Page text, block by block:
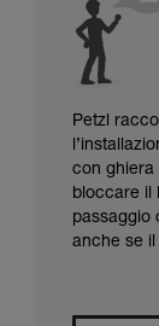
Petzl
con ghiera
bloccare il
passaggio
anche se